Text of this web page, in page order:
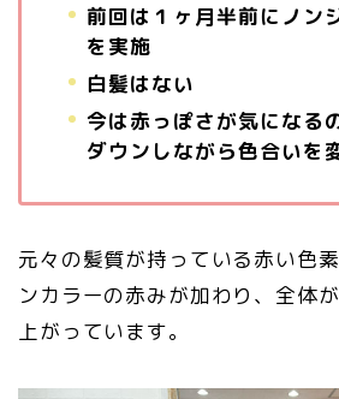
前回は１ヶ月半前にノン
を実施
白髪はない
今は赤っぽさが気になる
ダウンしながら色合いを
元々の髪質が持っている赤い色
ンカラーの赤みが加わり、全体
上がっています。